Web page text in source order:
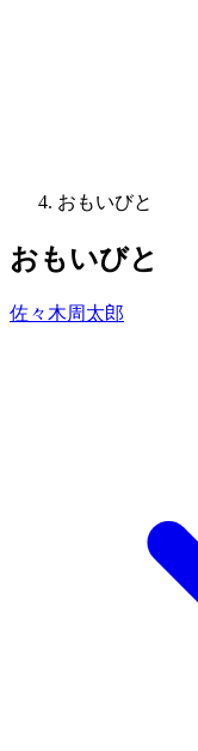
おもいびと
おもいびと
佐々木周太郎